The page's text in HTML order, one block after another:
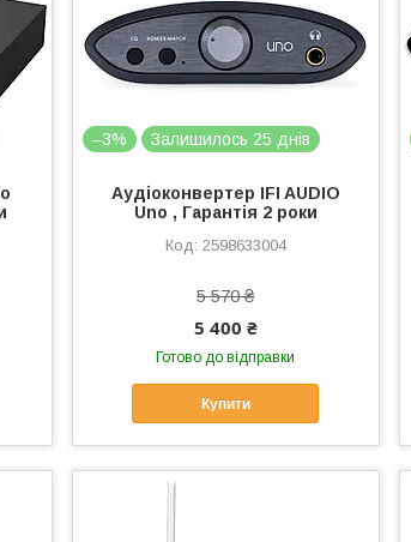
–3% Залишилось 25 днів
Аудіоконвертер IFI AUDIO
Uno , Гарантія 2 роки
2598633004
5 570 ₴
5 400 ₴
Готово до відправки
Купити